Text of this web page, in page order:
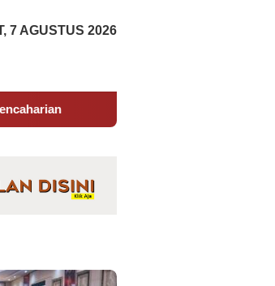
7 AGUSTUS 2026
Pemkab Bone Dipecundangi Toko Saro Niaga